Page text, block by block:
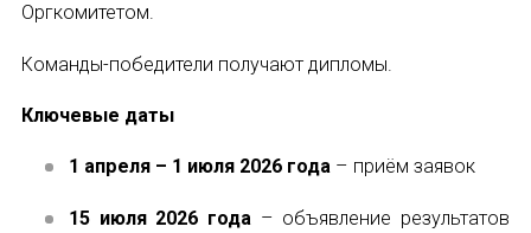
Оргкомитетом.
Команды-победители получают дипломы.
Ключевые даты
1 апреля – 1 июля 2026 года– приём заявок
15 июля 2026 года – объявление результатов